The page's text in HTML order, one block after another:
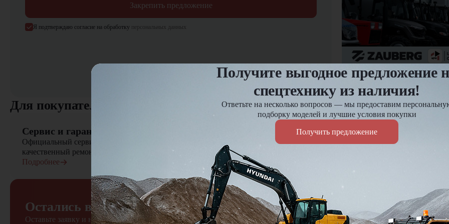
Закрепить предложение
Я подтверждаю согласие на обработку персональных данных
12.03.2025
Предпродажная
Для покупателя
Сервис и гарантия
Официальный сервисный центр осуществляет быстрый выезд и
качественный ремонт сельскохозяйственной техники
Подробнее
Оплата и доставка
Доставка по России до 7
Остались вопросы?
Оставьте заявку и наш менеджер
Получите выгодное предложение
спецтехнику из наличия!
Ответьте на несколько вопросов — мы предоставим
подборку моделей и лучшие условия покупки
Получить предложение